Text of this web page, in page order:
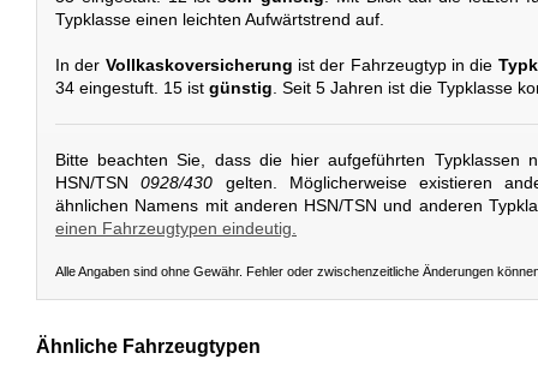
Typklasse einen leichten Aufwärtstrend auf.
In der Vollkaskoversicherung ist der Fahrzeugtyp in die
34 eingestuft. 15 ist günstig. Seit 5 Jahren ist die Typklasse
Bitte beachten Sie, dass die hier aufgeführten Typklassen
HSN/TSN0928/430 gelten. Möglicherweise existieren
ähnlichen Namens mit anderen HSN/TSN und anderen
einen Fahrzeugtypen eindeutig.
Alle Angaben sind ohne Gewähr. Fehler oder zwischenzeitliche Änderungen
Ähnliche Fahrzeugtypen